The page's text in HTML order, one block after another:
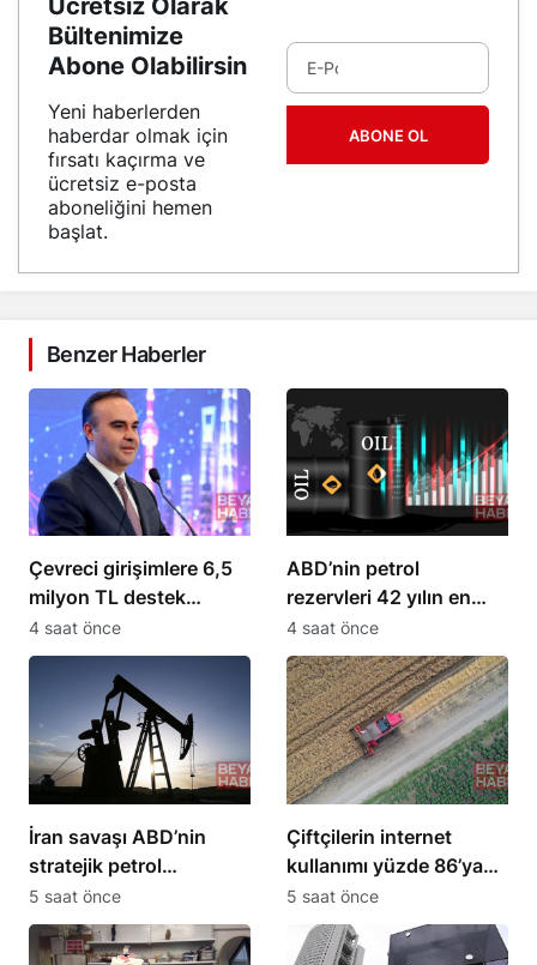
Ücretsiz Olarak
Bültenimize
Abone Olabilirsin
Yeni haberlerden
haberdar olmak için
fırsatı kaçırma ve
ücretsiz e-posta
aboneliğini hemen
başlat.
ABONE OL
Benzer Haberler
Çevreci girişimlere 6,5
milyon TL destek
sağlanacak
4 saat önce
ABD’nin petrol
rezervleri 42 yılın en
düşük seviyesine indi
4 saat önce
İran savaşı ABD’nin
stratejik petrol
rezervlerini 43 yılın en
düşük seviyesine çekti
5 saat önce
Çiftçilerin internet
kullanımı yüzde 86’ya
ulaştı, 10 yılda iki katına
çıktı
5 saat önce